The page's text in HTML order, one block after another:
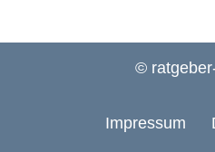
©
Impressum